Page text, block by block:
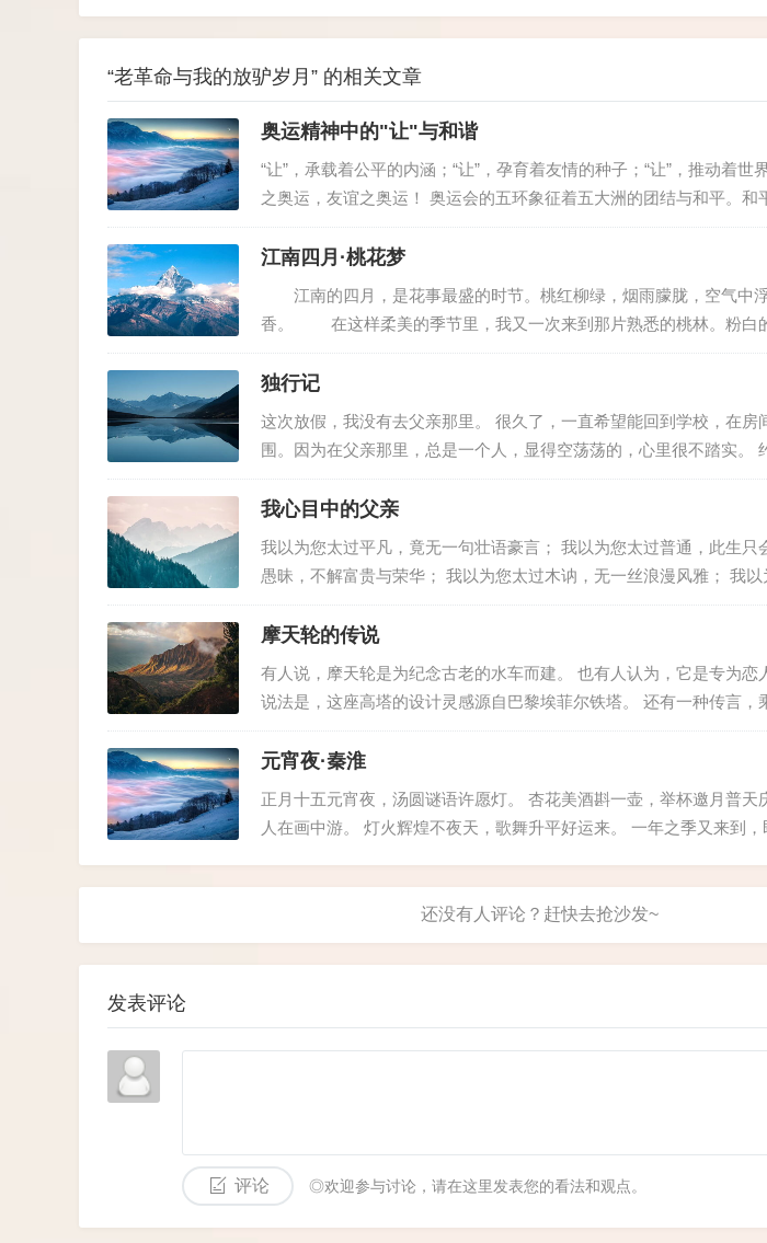
“老革命与我的放驴岁月” 的相关文章
奥运精神中的"让"与和谐
“让”，承载着公平的内涵；“让”，孕育着友情的种子；“让”，推动着世
之奥运，友谊之奥运！ 奥运会的五环象征着五大洲的团结与和平。和
人民的心灵距离。奥运精神与“让”的光芒交织在一起，闪耀在体育赛
耶娃虽多次夺冠，但...
江南四月·桃花梦
江南的四月，是花事最盛的时节。桃红柳绿，烟雨朦胧，空气中
香。 在这样柔美的季节里，我又一次来到那片熟悉的桃林。粉白
只蝴蝶在空中翩跹起舞，将整个世界装扮得如诗如画。我独倚树下，
起无尽的遐思。 记得那年春天，你也...
独行记
这次放假，我没有去父亲那里。 很久了，一直希望能回到学校，在房
围。因为在父亲那里，总是一个人，显得空荡荡的，心里很不踏实。
熟人。天空刚放晴，却带着些许灰暗，阳光懒洋洋地洒在身上，温暖
种莫名的孤独感油然而生。 晚上，我们...
我心目中的父亲
我以为您太过平凡，竟无一句壮语豪言； 我以为您太过普通，此生只
愚昧，不解富贵与荣华； 我以为您太过木讷，无一丝浪漫风雅； 我
日出，送走月落； 我以为您太过贫穷，家徒四壁，身无分文； 我以
一生未变。 直至您离世...
摩天轮的传说
有人说，摩天轮是为纪念古老的水车而建。 也有人认为，它是专为恋
说法是，这座高塔的设计灵感源自巴黎埃菲尔铁塔。 还有一种传言，
人一起飞跃天际。 传说中，坐在摩天轮上就意味着拥有了幸福。随着
处远眺大地，整个世界仿佛只剩下自...
元宵夜·秦淮
正月十五元宵夜，汤圆谜语许愿灯。 杏花美酒斟一壶，举杯邀月普天
人在画中游。 灯火辉煌不夜天，歌舞升平好运来。 一年之季又来到
四季平安纳福顺...
发表评论
评论 ◎欢迎参与讨论，请在这里发表您的看法和观点。